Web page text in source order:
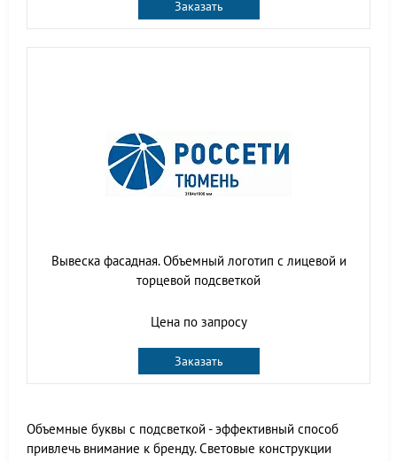
Заказать
Вывеска фасадная. Объемный логотип с лицевой и
торцевой подсветкой
Цена по запросу
Заказать
Объемные буквы с подсветкой - эффективный способ
привлечь внимание к бренду. Световые конструкции